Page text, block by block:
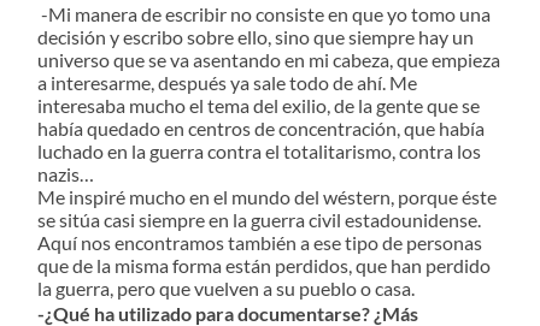
-Mi manera de escribir no consiste en que yo tomo una
decisión y escribo sobre ello, sino que siempre hay un
universo que se va asentando en mi cabeza, que empieza
a interesarme, después ya sale todo de ahí. Me
interesaba mucho el tema del exilio, de la gente que se
había quedado en centros de concentración, que había
luchado en la guerra contra el totalitarismo, contra los
nazis…
Me inspiré mucho en el mundo del wéstern, porque éste
se sitúa casi siempre en la guerra civil estadounidense.
Aquí nos encontramos también a ese tipo de personas
que de la misma forma están perdidos, que han perdido
la guerra, pero que vuelven a su pueblo o casa.
-¿Qué ha utilizado para documentarse? ¿Más